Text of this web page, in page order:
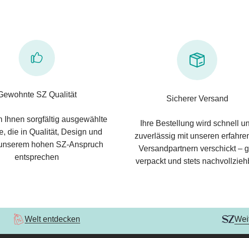
SZ Qualität
Ihnen sorgfältig ausgewählte
die in Qualität, Design und
hohen SZ-Anspruch
entsprechen
Sicherer Versand
Ihre Bestellung wird schnell
zuverlässig mit unseren
Versandpartnern verschickt –
verpackt und stets
Welt entdecken